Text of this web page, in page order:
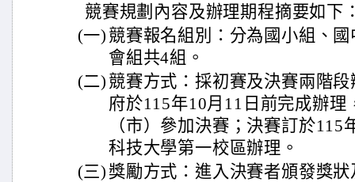
競賽規劃內容及辦理期程摘要如下
(一) 競賽報名組別：分為國小組、
會組共4組。
(二) 競賽方式：採初賽及決賽兩階
府於115年10月11日前完成辦
（市）參加決賽；決賽訂於
科技大學第一校區辦理。
(三) 獎勵方式：進入決賽者頒發獎